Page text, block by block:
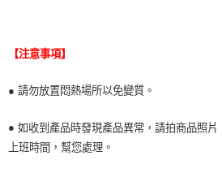
【注意事項】
● 請勿放置悶熱場所以免變質。
● 如收到產品時發現產品異常，請拍商品照
上班時間，幫您處理。